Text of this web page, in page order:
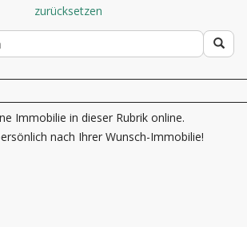
zurücksetzen
Immobilie in dieser Rubrik online.
nach Ihrer Wunsch-Immobilie!